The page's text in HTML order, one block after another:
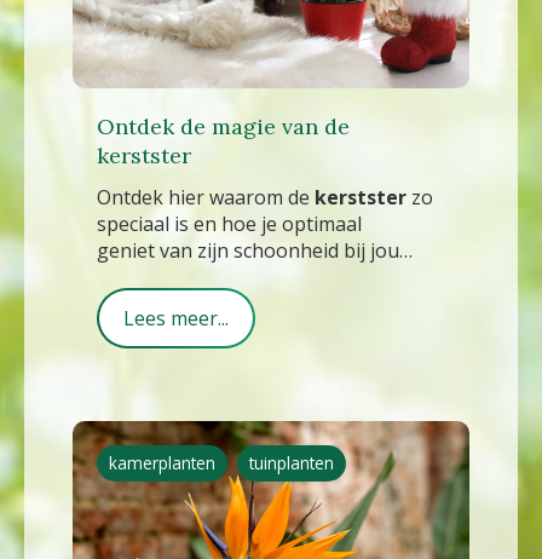
Ontdek de magie van de
kerstster
Ontdek hier waarom de kerstster zo
speciaal is en hoe je optimaal
geniet van zijn schoonheid bij jou
Lees meer...
kamerplanten tuinplanten